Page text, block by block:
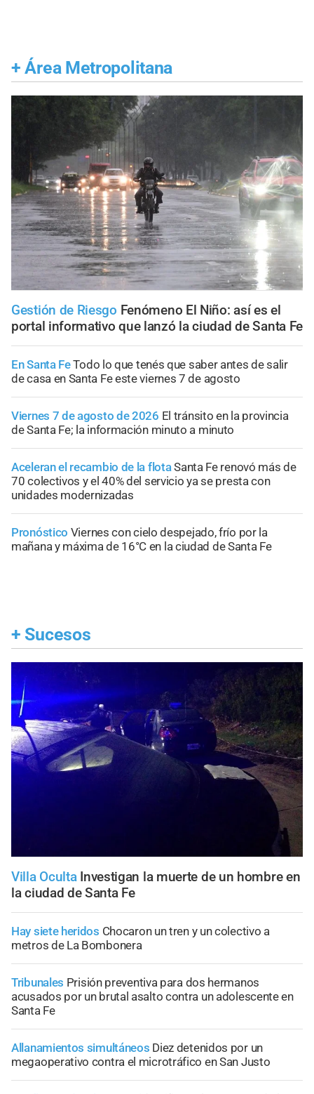
+ Área Metropolitana
Gestión de Riesgo Fenómeno El Niño: así es el
portal informativo que lanzó la ciudad de Santa Fe
En Santa FeTodo lo que tenés que saber antes de salir
de casa en Santa Fe este viernes 7 de agosto
Viernes 7 de agosto de 2026 El tránsito en la provincia
de Santa Fe; la información minuto a minuto
Aceleran el recambio de la flotaSanta Fe renovó más de
70 colectivos y el 40% del servicio ya se presta con
unidades modernizadas
Pronóstico Viernes con cielo despejado, frío por la
mañana y máxima de 16°C en la ciudad de Santa Fe
+ Sucesos
Villa Oculta Investigan la muerte de un hombre en
la ciudad de Santa Fe
Hay siete heridos Chocaron un tren y un colectivo a
metros de La Bombonera
Tribunales Prisión preventiva para dos hermanos
acusados por un brutal asalto contra un adolescente en
Santa Fe
Allanamientos simultáneos Diez detenidos por un
megaoperativo contra el microtráfico en San Justo